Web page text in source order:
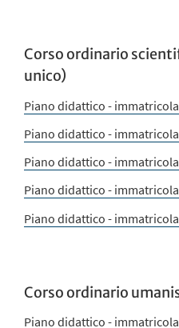
Corso ordinario
unico)
Piano didattico -
Piano didattico -
Piano didattico -
Piano didattico -
Piano didattico -
Corso ordinario
Piano didattico -